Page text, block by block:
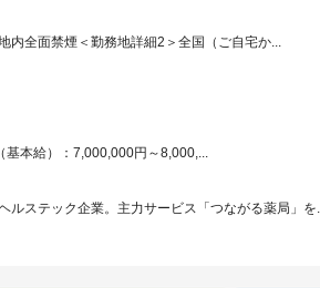
全面禁煙＜勤務地詳細2＞全国（ご自宅か...
本給）：7,000,000円～8,000,...
ステック企業。主力サービス「つながる薬局」を...